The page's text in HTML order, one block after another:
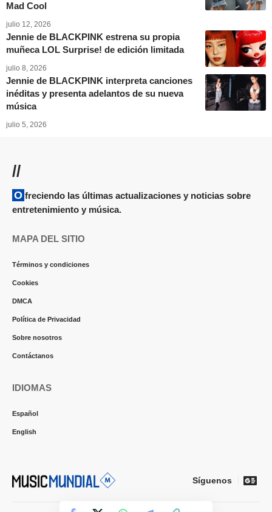
Mad Cool
julio 12, 2026
Jennie de BLACKPINK estrena su propia
muñeca LOL Surprise! de edición limitada
julio 8, 2026
Jennie de BLACKPINK interpreta canciones
inéditas y presenta adelantos de su nueva
música
julio 5, 2026
//
Ofreciendo las últimas actualizaciones y noticias sobre
entretenimiento y música.
MAPA DEL SITIO
Términos y condiciones
Cookies
DMCA
Política de Privacidad
Sobre nosotros
Contáctanos
IDIOMAS
Español
English
Síguenos